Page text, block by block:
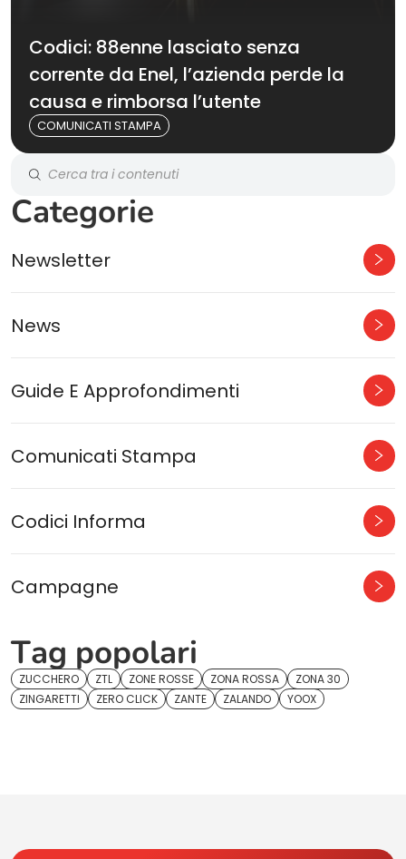
Codici: 88enne lasciato senza
corrente da Enel, l’azienda perde la
causa e rimborsa l’utente
COMUNICATI STAMPA
Categorie
Newsletter
News
Guide E Approfondimenti
Comunicati Stampa
Codici Informa
Campagne
Tag popolari
ZUCCHERO ZTL ZONE ROSSE ZONA ROSSA
ZONA 30
ZINGARETTI
ZERO CLICK ZANTE ZALANDO YOOX